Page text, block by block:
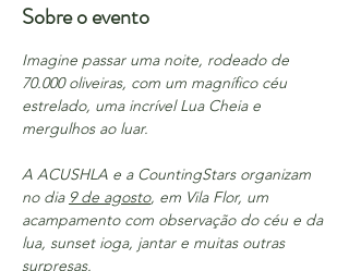
Sobre o evento
Imagine passar uma noite, rodeado de
70.000 oliveiras, com um magnífico céu
estrelado, uma incrível Lua Cheia e
mergulhos ao luar.
A ACUSHLA e a CountingStars organizam
no dia 9 de agosto, em Vila Flor, um
acampamento com observação do céu e da
lua, sunset ioga, jantar e muitas outras
surpresas.